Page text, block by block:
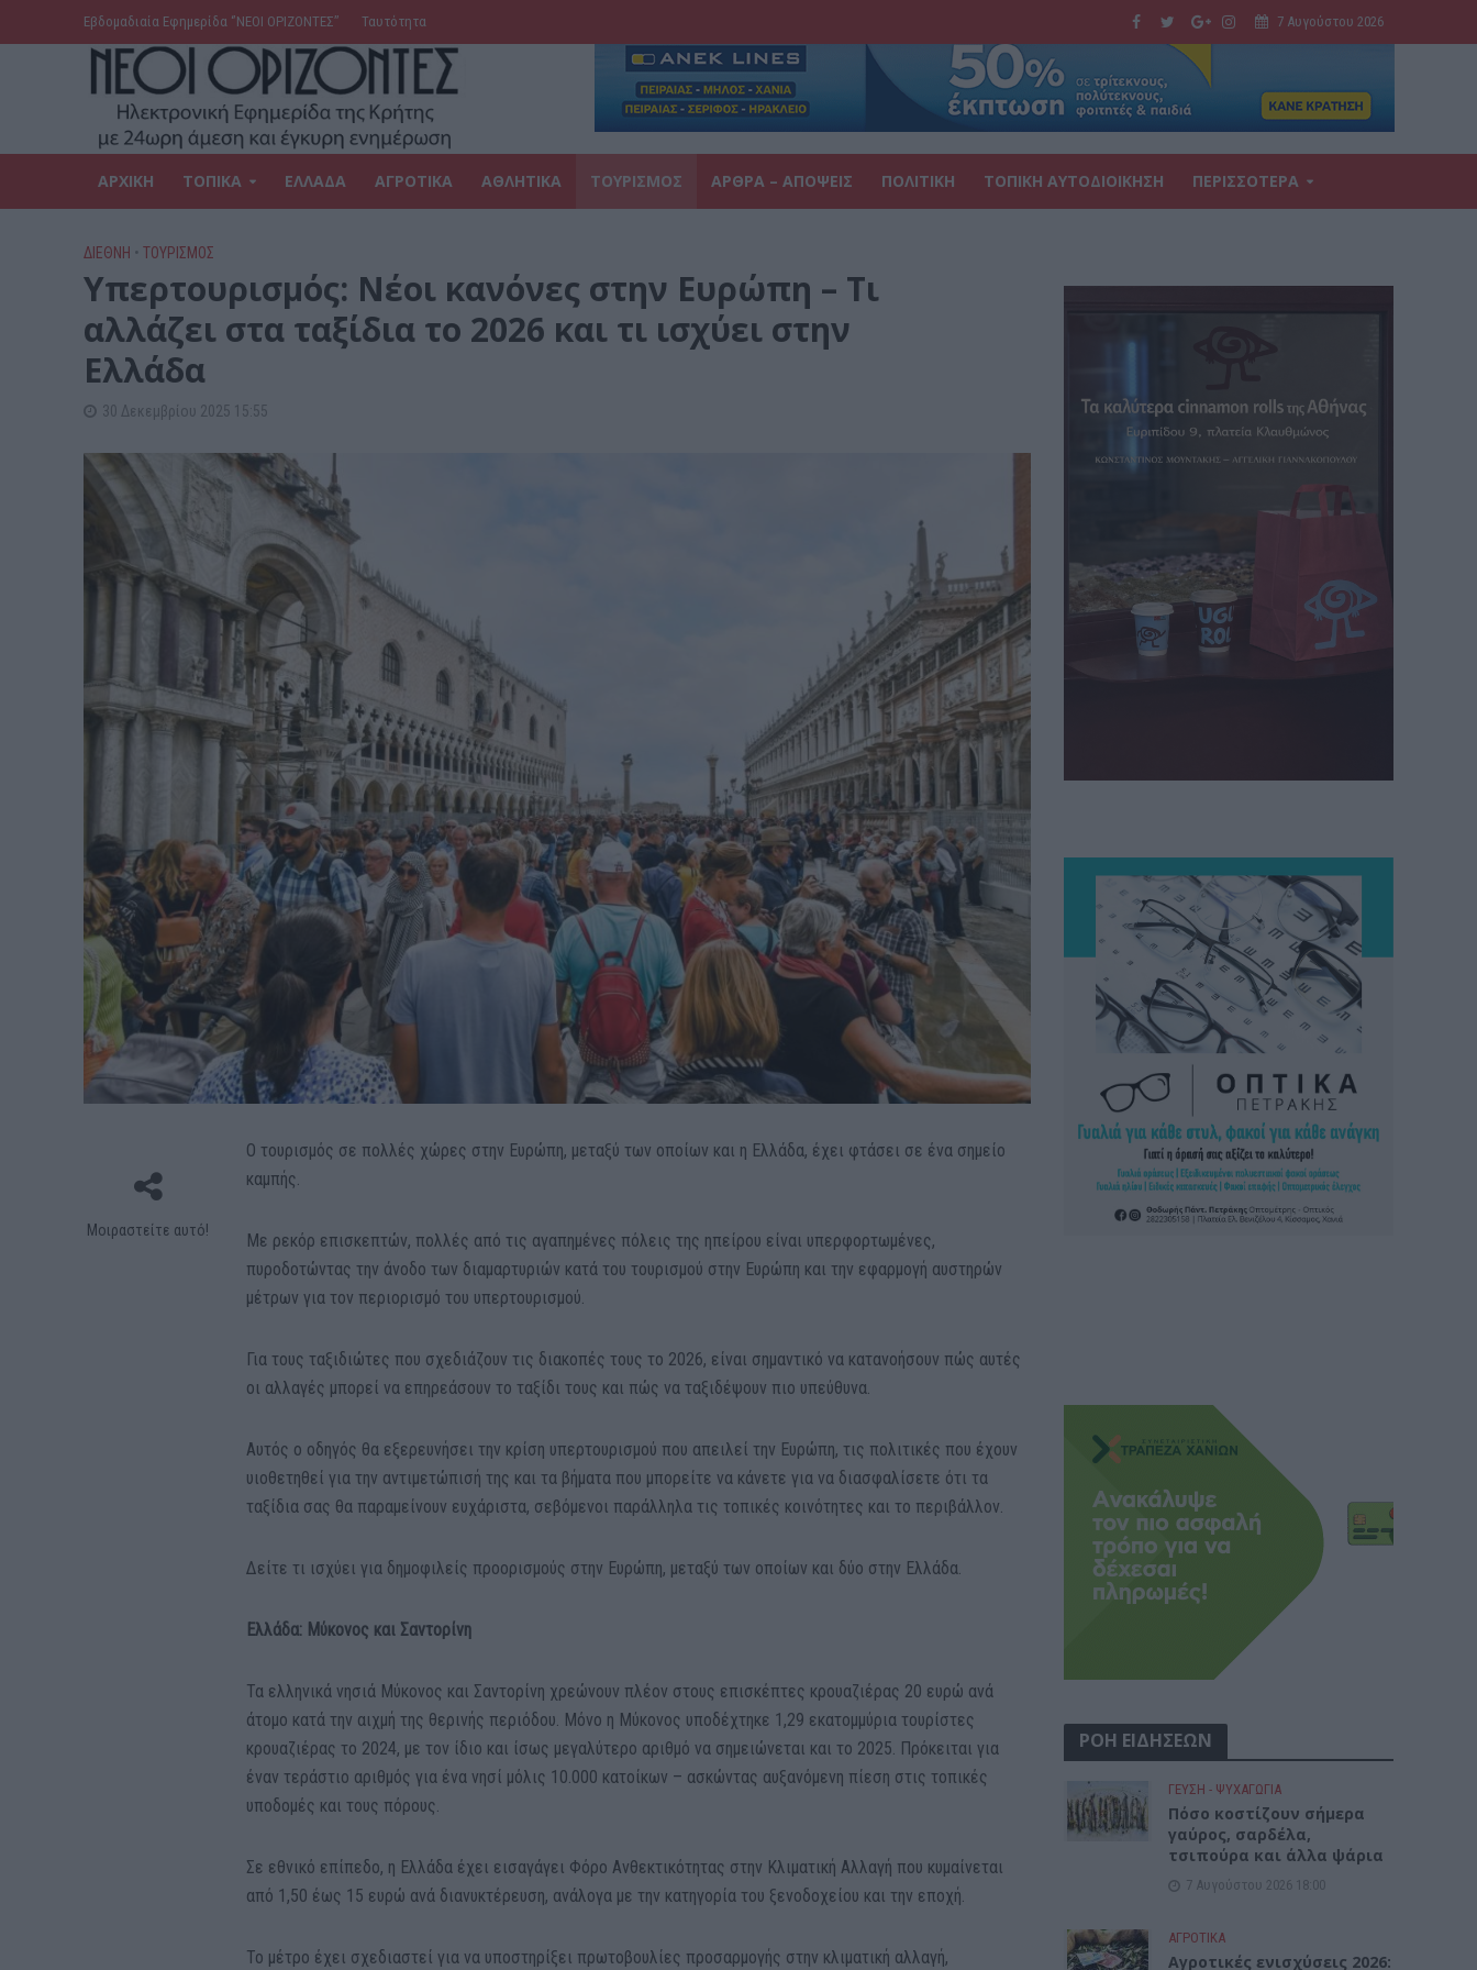
Εβδομαδιαία Εφημερίδα ‘’ΝΕΟΙ ΟΡΙΖΟΝΤΕΣ’’ Ταυτότητα 7 Αυγούστου 2026
ΑΡΧΙΚΗ ΤΟΠΙΚΑ ΕΛΛΑΔΑ ΑΓΡΟΤΙΚΑ ΑΘΛΗΤΙΚΑ ΤΟΥΡΙΣΜΟΣ ΑΡΘΡΑ – ΑΠΟΨΕΙΣ ΠΟΛΙΤΙΚΗ ΤΟΠΙΚΗ ΑΥΤΟΔΙΟΙΚΗΣΗ ΠΕΡΙΣΣΟΤΕΡΑ
ΔΙΕΘΝΗ • ΤΟΥΡΙΣΜΟΣ
Υπερτουρισμός: Νέοι κανόνες στην Ευρώπη – Τι
αλλάζει στα ταξίδια το 2026 και τι ισχύει στην
Ελλάδα
30 Δεκεμβρίου 2025 15:55
Μοιραστείτε αυτό!
Ο τουρισμός σε πολλές χώρες στην Ευρώπη, μεταξύ των οποίων και η Ελλάδα, έχει φτάσει σε ένα σημείο
καμπής.
Με ρεκόρ επισκεπτών, πολλές από τις αγαπημένες πόλεις της ηπείρου είναι υπερφορτωμένες,
πυροδοτώντας την άνοδο των διαμαρτυριών κατά του τουρισμού στην Ευρώπη και την εφαρμογή αυστηρών
μέτρων για τον περιορισμό του υπερτουρισμού.
Για τους ταξιδιώτες που σχεδιάζουν τις διακοπές τους το 2026, είναι σημαντικό να κατανοήσουν πώς αυτές
οι αλλαγές μπορεί να επηρεάσουν το ταξίδι τους και πώς να ταξιδέψουν πιο υπεύθυνα.
Αυτός ο οδηγός θα εξερευνήσει την κρίση υπερτουρισμού που απειλεί την Ευρώπη, τις πολιτικές που έχουν
υιοθετηθεί για την αντιμετώπισή της και τα βήματα που μπορείτε να κάνετε για να διασφαλίσετε ότι τα
ταξίδια σας θα παραμείνουν ευχάριστα, σεβόμενοι παράλληλα τις τοπικές κοινότητες και το περιβάλλον.
Δείτε τι ισχύει για δημοφιλείς προορισμούς στην Ευρώπη, μεταξύ των οποίων και δύο στην Ελλάδα.
Ελλάδα: Μύκονος και Σαντορίνη
Τα ελληνικά νησιά Μύκονος και Σαντορίνη χρεώνουν πλέον στους επισκέπτες κρουαζιέρας 20 ευρώ ανά
άτομο κατά την αιχμή της θερινής περιόδου. Μόνο η Μύκονος υποδέχτηκε 1,29 εκατομμύρια τουρίστες
κρουαζιέρας το 2024, με τον ίδιο και ίσως μεγαλύτερο αριθμό να σημειώνεται και το 2025. Πρόκειται για
έναν τεράστιο αριθμός για ένα νησί μόλις 10.000 κατοίκων – ασκώντας αυξανόμενη πίεση στις τοπικές
υποδομές και τους πόρους.
Σε εθνικό επίπεδο, η Ελλάδα έχει εισαγάγει Φόρο Ανθεκτικότητας στην Κλιματική Αλλαγή που κυμαίνεται
από 1,50 έως 15 ευρώ ανά διανυκτέρευση, ανάλογα με την κατηγορία του ξενοδοχείου και την εποχή.
Το μέτρο έχει σχεδιαστεί για να υποστηρίξει πρωτοβουλίες προσαρμογής στην κλιματική αλλαγή,
ΡΟΗ ΕΙΔΗΣΕΩΝ
ΓΕΎΣΗ - ΨΥΧΑΓΩΓΊΑ
Πόσο κοστίζουν σήμερα
γαύρος, σαρδέλα,
τσιπούρα και άλλα ψάρια
7 Αυγούστου 2026 18:00
ΑΓΡΟΤΙΚΑ
Αγροτικές ενισχύσεις 2026: